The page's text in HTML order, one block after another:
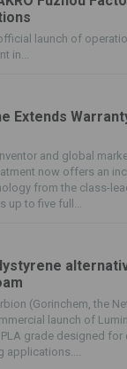
launch of
in...
Extends
and global
now offers an
from the class-
up to five full...
(Gorinchem, the
launch of
grade designed for
applications....